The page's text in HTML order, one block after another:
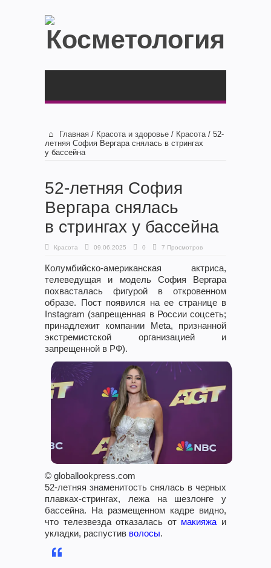
Главная / Красота и здоровье / Красота / 52-
летняя София Вергара снялась в стрингах
у бассейна
52-летняя София
Вергара снялась
в стрингах у бассейна
Красота 09.06.2025 0 7 Просмотров
Колумбийско-американская актриса,
телеведущая и модель София Вергара
похвасталась фигурой в откровенном
образе. Пост появился на ее странице в
Instagram (запрещенная в России соцсеть;
принадлежит компании Meta, признанной
экстремистской организацией и
запрещенной в РФ).
© globallookpress.com
52-летняя знаменитость снялась в черных
плавках-стрингах, лежа на шезлонге у
бассейна. На размещенном кадре видно,
что телезвезда отказалась от макияжа и
укладки, распустив волосы.